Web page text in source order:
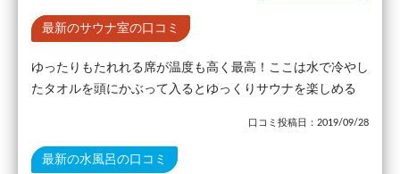
最新のサウナ室の口コミ
ゆったりもたれれる席が温度も高く最高！ここは水で冷やし
たタオルを頭にかぶって入るとゆっくりサウナを楽しめる
口コミ投稿日：2019/09/28
最新の水風呂の口コミ